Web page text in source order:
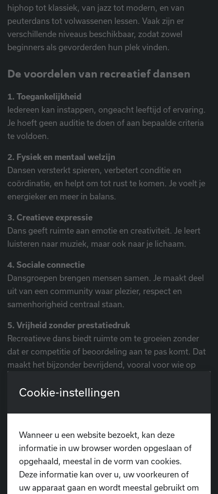
hiphop tot klassiek, van jazz tot modern, en van
peuterdans tot volwassenen lessen. Vaak zijn er
verschillende niveaus beschikbaar, zodat zowel
beginners als gevorderden hun plek vinden.
De voordelen van recreatief dansen
1. Toegankelijkheid
Iedereen kan instappen, ongeacht leeftijd of ervaring.
Je hoeft geen auditie te doen of aan bepaalde criteria
te voldoen.
2. Fysiek en mentaal welzijn
Dansen versterkt spieren, verbetert conditie en
coördinatie, en helpt om tot rust te komen. Je voelt je
energieker en meer in balans.
3. Creatieve expressie
Dans geeft ruimte aan emotie en creativiteit. Je leert
luisteren naar muziek, maar ook naar je lichaam.
4. Sociale connectie
Dansgroepen brengen mensen samen. Je maakt deel
uit van een community waar plezier, respect en
samenhorigheid centraal staan.
5. Vrijheid zonder prestatiedruk
Recreatieve dans biedt ruimte om te groeien zonder
dat er competitie of beoordeling aan te pas komt. Dat
maakt het bijzonder bevrijdend, vooral voor wie op
kinderen, tieners, volwassenen en senioren kunnen
deelnemen. Of je nu een energieke uitlaatklep zoekt,
jezelf creatief wil ontwikkelen, of gewoon plezier wil
maken op muziek, er is altijd een stijl en groep die bij je
Cookie-instellingen
Wanneer u een website bezoekt, kan deze
informatie in uw browser worden opgeslaan of
opgehaald, meestal in de vorm van cookies.
Deze informatie kan over u, uw voorkeuren of
uw apparaat gaan en wordt meestal gebruikt om